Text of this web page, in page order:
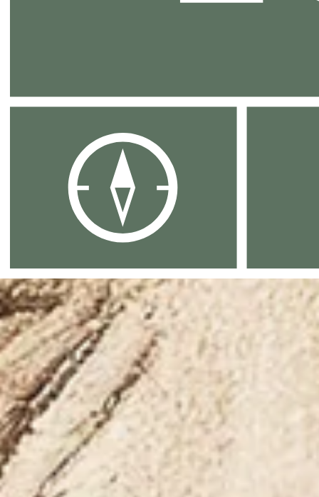
Infos für Besucher